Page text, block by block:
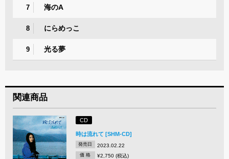
7 海のA
8 にらめっこ
9 光る夢
関連商品
CD
時は流れて [SHM-CD]
発売日 2023.02.22
価 格 ¥2,750 (税込)